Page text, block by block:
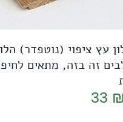
עץ ציפוי (נוטפדר)
זה בזה, מתאים
המחיר
33 ₪